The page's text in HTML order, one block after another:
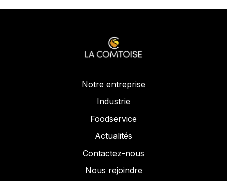
Notre entreprise
Industrie
Foodservice
Actualités
Contactez-nous
Nous rejoindre